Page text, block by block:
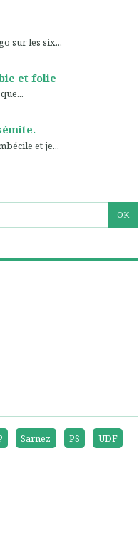
sur les six...
et folie
et je...
Sarnez PS
UDF